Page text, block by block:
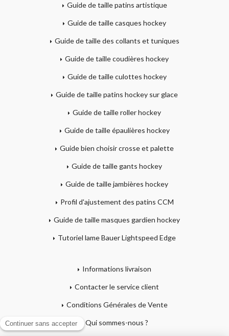
Guide de taille patins artistique
Guide de taille casques hockey
Guide de taille des collants et tuniques
Guide de taille coudières hockey
Guide de taille culottes hockey
Guide de taille patins hockey sur glace
Guide de taille roller hockey
Guide de taille épaulières hockey
Guide bien choisir crosse et palette
Guide de taille gants hockey
Guide de taille jambières hockey
Profil d'ajustement des patins CCM
Guide de taille masques gardien hockey
Tutoriel lame Bauer Lightspeed Edge
Informations livraison
Contacter le service client
Conditions Générales de Vente
Qui sommes-nous ?